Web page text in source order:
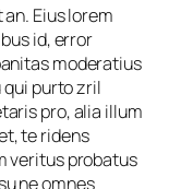
Eius lorem
id, error
moderatius
qui purto zril
pro, alia illum
te ridens
veritus probatus
ne omnes